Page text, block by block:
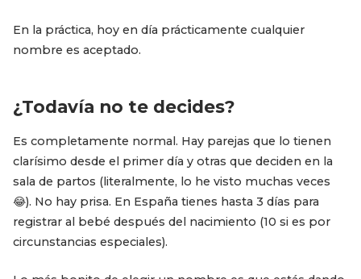
En la práctica, hoy en día prácticamente cualquier
nombre es aceptado.
¿Todavía no te decides?
Es completamente normal. Hay parejas que lo tienen
clarísimo desde el primer día y otras que deciden en la
sala de partos (literalmente, lo he visto muchas veces
😂). No hay prisa. En España tienes hasta 3 días para
registrar al bebé después del nacimiento (10 si es por
circunstancias especiales).